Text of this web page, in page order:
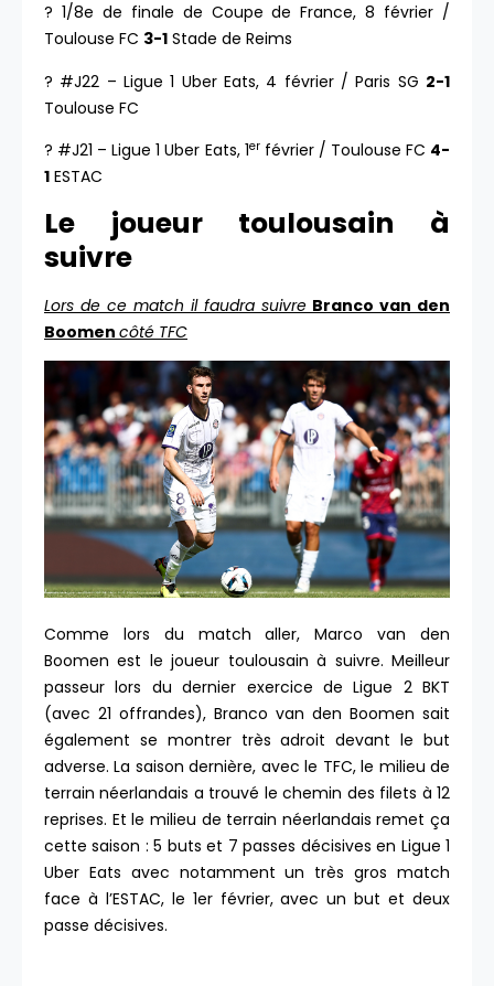
? 1/8e de finale de Coupe de France, 8 février /
Toulouse FC 3-1 Stade de Reims
? #J22 – Ligue 1 Uber Eats, 4 février / Paris SG 2-1
Toulouse FC
? #J21 – Ligue 1 Uber Eats, 1erfévrier / Toulouse FC 4-
1 ESTAC
Le joueur toulousain à
suivre
Lors de ce match il faudra suivre Branco van den
Boomen côté TFC
Comme lors du match aller, Marco van den
Boomen est le joueur toulousain à suivre. Meilleur
passeur lors du dernier exercice de Ligue 2 BKT
(avec 21 offrandes), Branco van den Boomen sait
également se montrer très adroit devant le but
adverse. La saison dernière, avec le TFC, le milieu de
terrain néerlandais a trouvé le chemin des filets à 12
reprises. Et le milieu de terrain néerlandais remet ça
cette saison : 5 buts et 7 passes décisives en Ligue 1
Uber Eats avec notamment un très gros match
face à l’ESTAC, le 1er février, avec un but et deux
passe décisives.